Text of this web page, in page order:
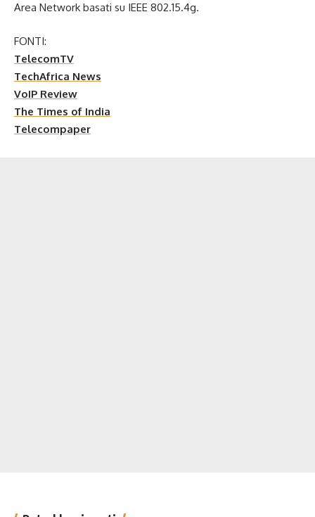
Area Network basati su IEEE 802.15.4g.
FONTI:
TelecomTV
TechAfrica News
VoIP Review
The Times of India
Telecompaper